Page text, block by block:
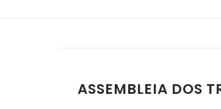
ASSEMBLEIA DOS